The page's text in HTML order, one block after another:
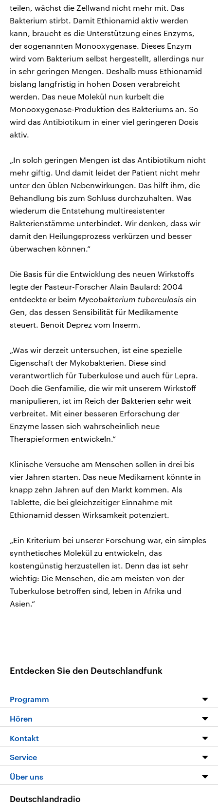
teilen, wächst die Zellwand nicht mehr mit. Das
Bakterium stirbt. Damit Ethionamid aktiv werden
kann, braucht es die Unterstützung eines Enzyms,
der sogenannten Monooxygenase. Dieses Enzym
wird vom Bakterium selbst hergestellt, allerdings nur
in sehr geringen Mengen. Deshalb muss Ethionamid
bislang langfristig in hohen Dosen verabreicht
werden. Das neue Molekül nun kurbelt die
Monooxygenase-Produktion des Bakteriums an. So
wird das Antibiotikum in einer viel geringeren Dosis
aktiv.
„In solch geringen Mengen ist das Antibiotikum nicht
mehr giftig. Und damit leidet der Patient nicht mehr
unter den üblen Nebenwirkungen. Das hilft ihm, die
Behandlung bis zum Schluss durchzuhalten. Was
wiederum die Entstehung multiresistenter
Bakterienstämme unterbindet. Wir denken, dass wir
damit den Heilungsprozess verkürzen und besser
überwachen können.“
Die Basis für die Entwicklung des neuen Wirkstoffs
legte der Pasteur-Forscher Alain Baulard: 2004
entdeckte er beim Mycobakterium tuberculosis ein
Gen, das dessen Sensibilität für Medikamente
steuert. Benoit Deprez vom Inserm.
„Was wir derzeit untersuchen, ist eine spezielle
Eigenschaft der Mykobakterien. Diese sind
verantwortlich für Tuberkulose und auch für Lepra.
Doch die Genfamilie, die wir mit unserem Wirkstoff
manipulieren, ist im Reich der Bakterien sehr weit
verbreitet. Mit einer besseren Erforschung der
Enzyme lassen sich wahrscheinlich neue
Therapieformen entwickeln.“
Klinische Versuche am Menschen sollen in drei bis
vier Jahren starten. Das neue Medikament könnte in
knapp zehn Jahren auf den Markt kommen. Als
Tablette, die bei gleichzeitiger Einnahme mit
Ethionamid dessen Wirksamkeit potenziert.
„Ein Kriterium bei unserer Forschung war, ein simples
synthetisches Molekül zu entwickeln, das
kostengünstig herzustellen ist. Denn das ist sehr
wichtig: Die Menschen, die am meisten von der
Tuberkulose betroffen sind, leben in Afrika und
Asien.“
Entdecken Sie den Deutschlandfunk
Programm
Die Nachrichten
Nachrichtenleicht
Neue Beiträge auf dlf.de
Hören
Livestream
Podcasts
Deutschlandfunk App
Nachrichten App
Kontakt
Hörerservice
Service
FAQ
Über uns
Deutschlandradio